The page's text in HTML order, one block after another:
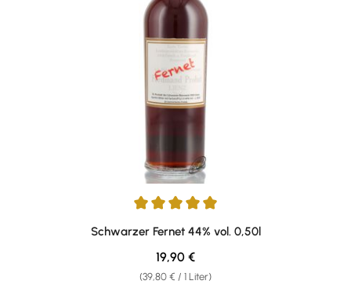
Durchschnittliche Bewertung von 5 von 5 Sternen
Schwarzer Fernet 44% vol. 0,50l
(39,80 € / 1 Liter)
Regulärer Preis:
19,90 €